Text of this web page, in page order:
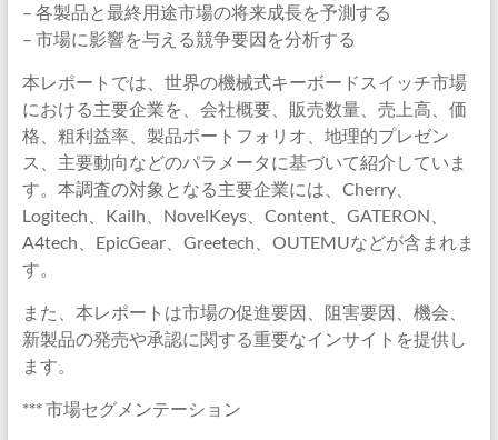
– 各製品と最終用途市場の将来成長を予測する
– 市場に影響を与える競争要因を分析する
本レポートでは、世界の機械式キーボードスイッチ市場
における主要企業を、会社概要、販売数量、売上高、価
格、粗利益率、製品ポートフォリオ、地理的プレゼン
ス、主要動向などのパラメータに基づいて紹介していま
す。本調査の対象となる主要企業には、Cherry、
Logitech、Kailh、NovelKeys、Content、GATERON、
A4tech、EpicGear、Greetech、OUTEMUなどが含まれま
す。
また、本レポートは市場の促進要因、阻害要因、機会、
新製品の発売や承認に関する重要なインサイトを提供し
ます。
*** 市場セグメンテーション